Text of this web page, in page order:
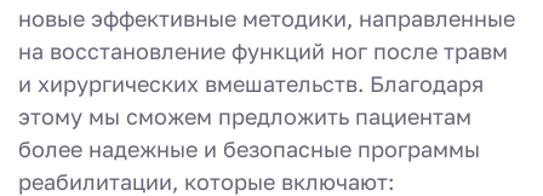
новые эффективные методики, направленные
на восстановление функций ног после травм
и хирургических вмешательств. Благодаря
этому мы сможем предложить пациентам
более надежные и безопасные программы
реабилитации, которые включают: